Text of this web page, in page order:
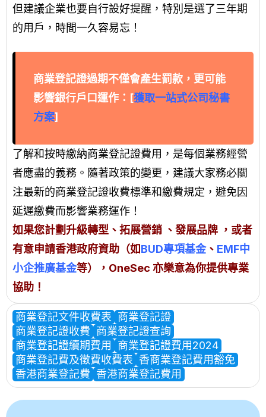
但建議企業也要自行設好提醒，特別是選了三年期
的用戶，時間一久容易忘！
商業登記證過期不僅會產生罰款，更可能
影響銀行戶口運作：[獲取一站式公司秘書
方案]
了解和按時繳納商業登記證費用，是每個業務經營
者應盡的義務。隨著政策的變更，建議大家務必關
注最新的商業登記證收費標準和繳費規定，避免因
延遲繳費而影響業務運作！
如果您計劃升級轉型、拓展營銷 、發展品牌 ，或者
有意申請香港政府資助（如BUD專項基金、 EMF中
小企推廣基金等），OneSec 亦樂意為你提供專業
協助！
商業登記文件收費表 商業登記證
商業登記證收費 商業登記證查詢
商業登記證續期費用
商業登記證費用2024
商業登記費及徵費收費表 香商業登記費用豁免
香港商業登記費 香港商業登記費用